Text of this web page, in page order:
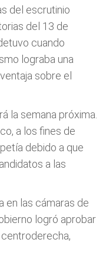
del escrutinio
del 13 de
cuando
lograba una
sobre el
la semana próxima.
a los fines de
debido a que
a las
en las cámaras de
logró aprobar